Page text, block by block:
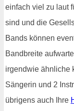
einfach viel zu laut
sind und die
Bands können
Bandbreite
irgendwie ähnliche
Sängerin und 2
übrigens auch Ihre